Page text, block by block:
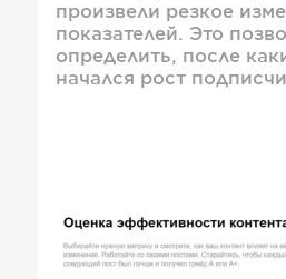
произвели резкое
показателей. Это
определить, после
начался рост